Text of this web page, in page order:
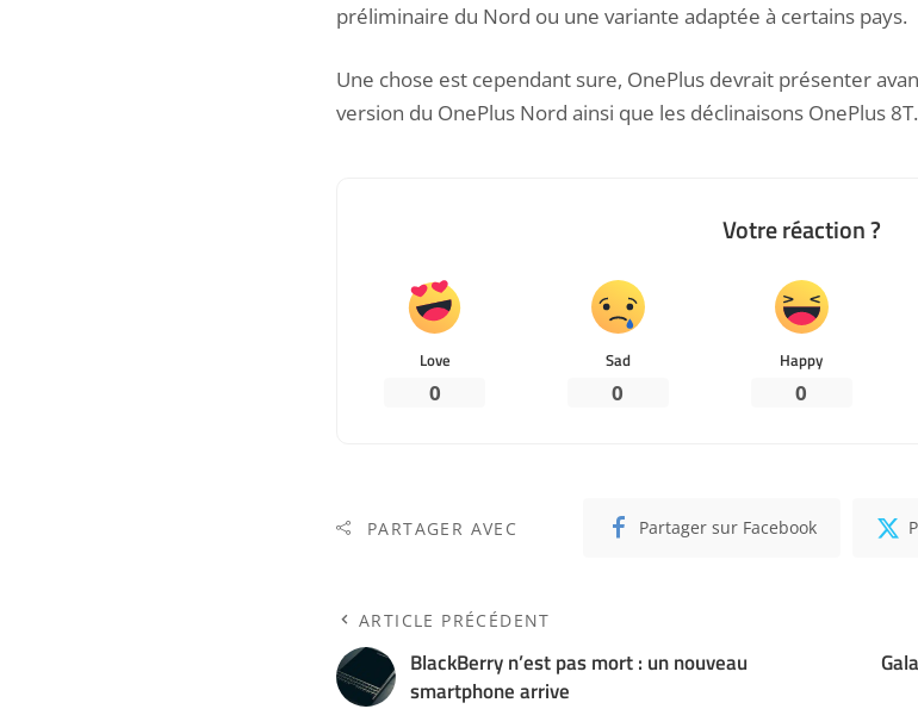
préliminaire du Nord ou une variante adaptée à certains pays.
Une chose est cependant sure, OnePlus devrait présenter
version du OnePlus Nord ainsi que les déclinaisons OnePlus 8T.
Votre réaction ?
Love
0
Sad
0
Happy
0
PARTAGER AVEC Partager sur Facebook
ARTICLE PRÉCÉDENT
BlackBerry n’est pas mort : un nouveau
smartphone arrive